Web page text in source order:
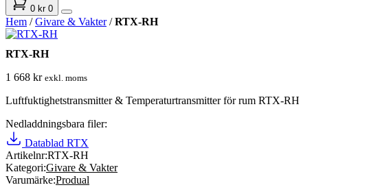
0 kr 0
Hem /Givare & Vakter/RTX-RH
RTX-RH
1 668 kr exkl. moms
Luftfuktighetstransmitter & Temperaturtransmitter för rum RTX-RH
Nedladdningsbara filer:
Datablad RTX
Artikelnr:RTX-RH
Kategori:Givare & Vakter
Varumärke:Produal